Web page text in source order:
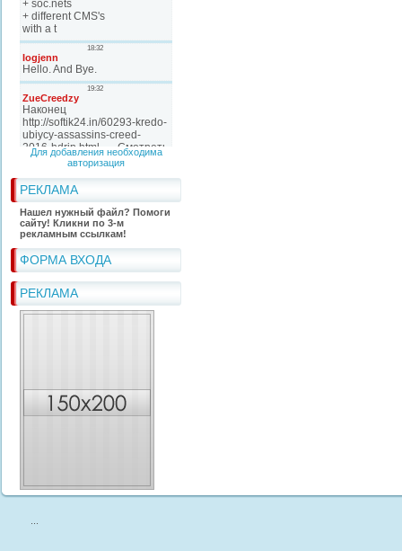
Для добавления необходима
авторизация
РЕКЛАМА
Нашел нужный файл? Помоги
сайту! Кликни по 3-м
рекламным ссылкам!
ФОРМА ВХОДА
РЕКЛАМА